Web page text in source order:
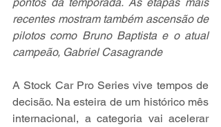
recentes mostram também ascensão de
pilotos como Bruno Baptista e o atual
campeão, Gabriel Casagrande
A Stock Car Pro Series vive tempos de
decisão. Na esteira de um histórico mês
internacional, a categoria vai acelerar